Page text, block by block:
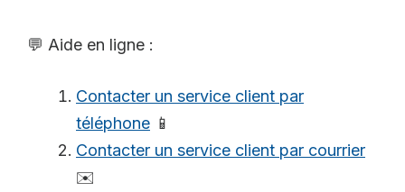
💬 Aide en ligne :
Contacter un service client par
téléphone 📱
Contacter un service client par courrier
✉️